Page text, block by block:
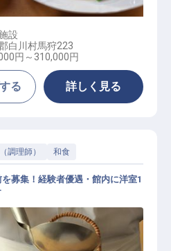
設
白川村馬狩223
円～ 310,000円
る 詳しく見る
調理師） 和食
募集！経験者優遇・館内に洋室1